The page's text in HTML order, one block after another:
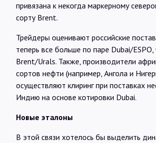
привязана к некогда маркерному
сорту Brent.
Трейдеры оценивают российские
теперь все больше по паре Dubai/
Brent/Urals. Также, производители
сортов нефти (например, Ангола и
осуществляют клиринг при поставках
Индию на основе котировки Dubai.
Новые эталоны
В этой связи хотелось бы выделить